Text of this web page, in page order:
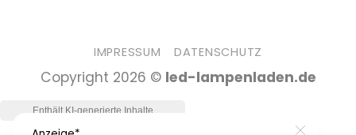
IMPRESSUM DATENSCHUTZ
Copyright 2026 © led-lampenladen.de